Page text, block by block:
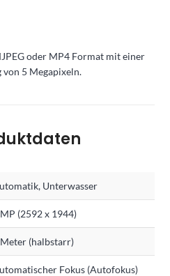
oder MP4 Format mit einer
5 Megapixeln.
Unterwasser
(2592 x 1944)
(halbstarr)
Fokus (Autofokus)